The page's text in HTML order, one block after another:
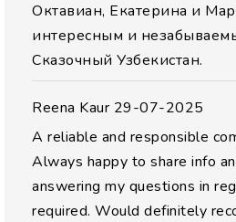
Октавиан, Екатерина и
интересным и
Сказочный Узбекистан.
Reena Kaur 29-07-2025
A reliable and responsible
Always happy to share info
answering my questions in
required. Would definitely